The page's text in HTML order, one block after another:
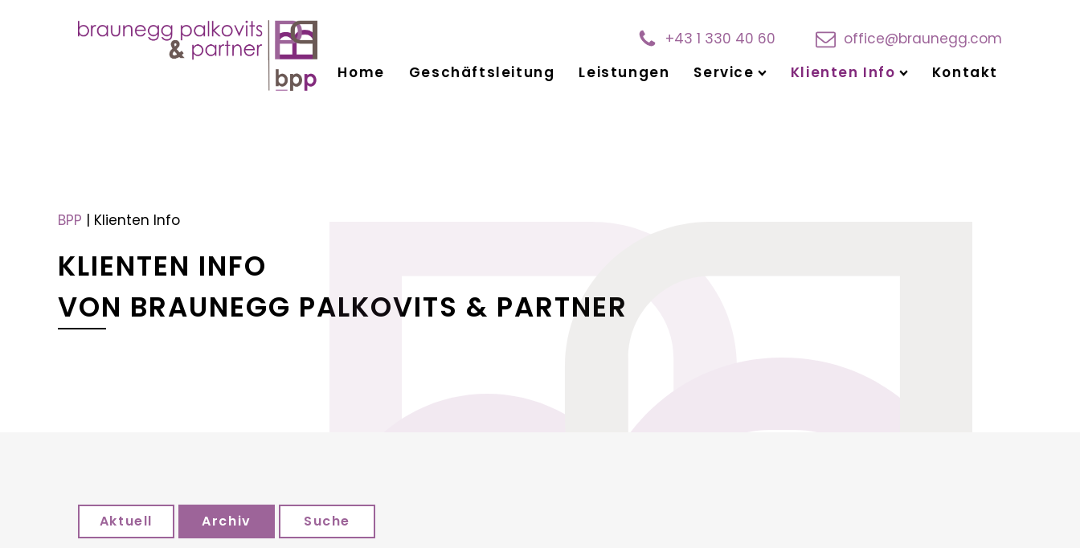
+43 1 330 40 60
office@braunegg.com
Home
Geschäftsleitung Leistungen Service Klienten Info Kontakt
BPP | Klienten Info
KLIENTEN INFO
VON BRAUNEGG PALKOVITS & PARTNER
Aktuell Archiv Suche